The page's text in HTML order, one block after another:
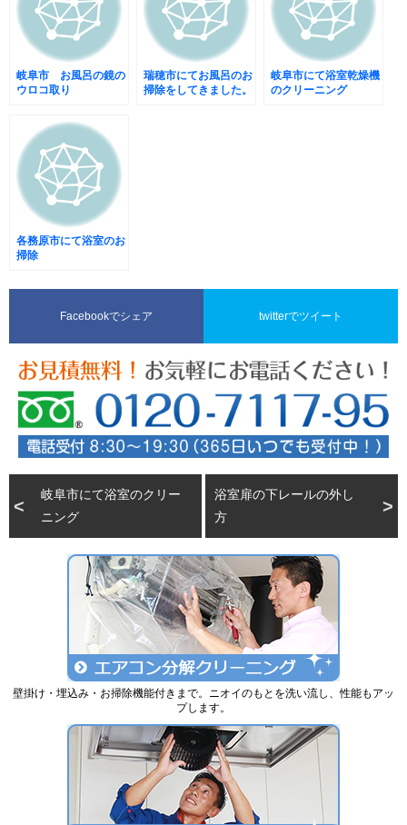
岐阜市 お風呂の鏡の
ウロコ取り
瑞穂市にてお風呂のお
掃除をしてきました。
岐阜市にて浴室乾燥機
のクリーニング
各務原市にて浴室のお
掃除
Facebookでシェア twitterでツイート
岐阜市にて浴室のクリー
ニング
浴室扉の下レールの外し
方
壁掛け・埋込み・お掃除機能付きまで。ニオイのもとを洗い流し、性能もアッ
プします。